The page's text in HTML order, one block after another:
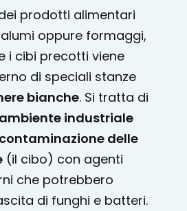
prodotti alimentari
oppure formaggi,
i cibi precotti viene
di speciali stanze
bianche. Si tratta di
ambiente industriale
delle
(il cibo) con agenti
che potrebbero
di funghi e batteri.